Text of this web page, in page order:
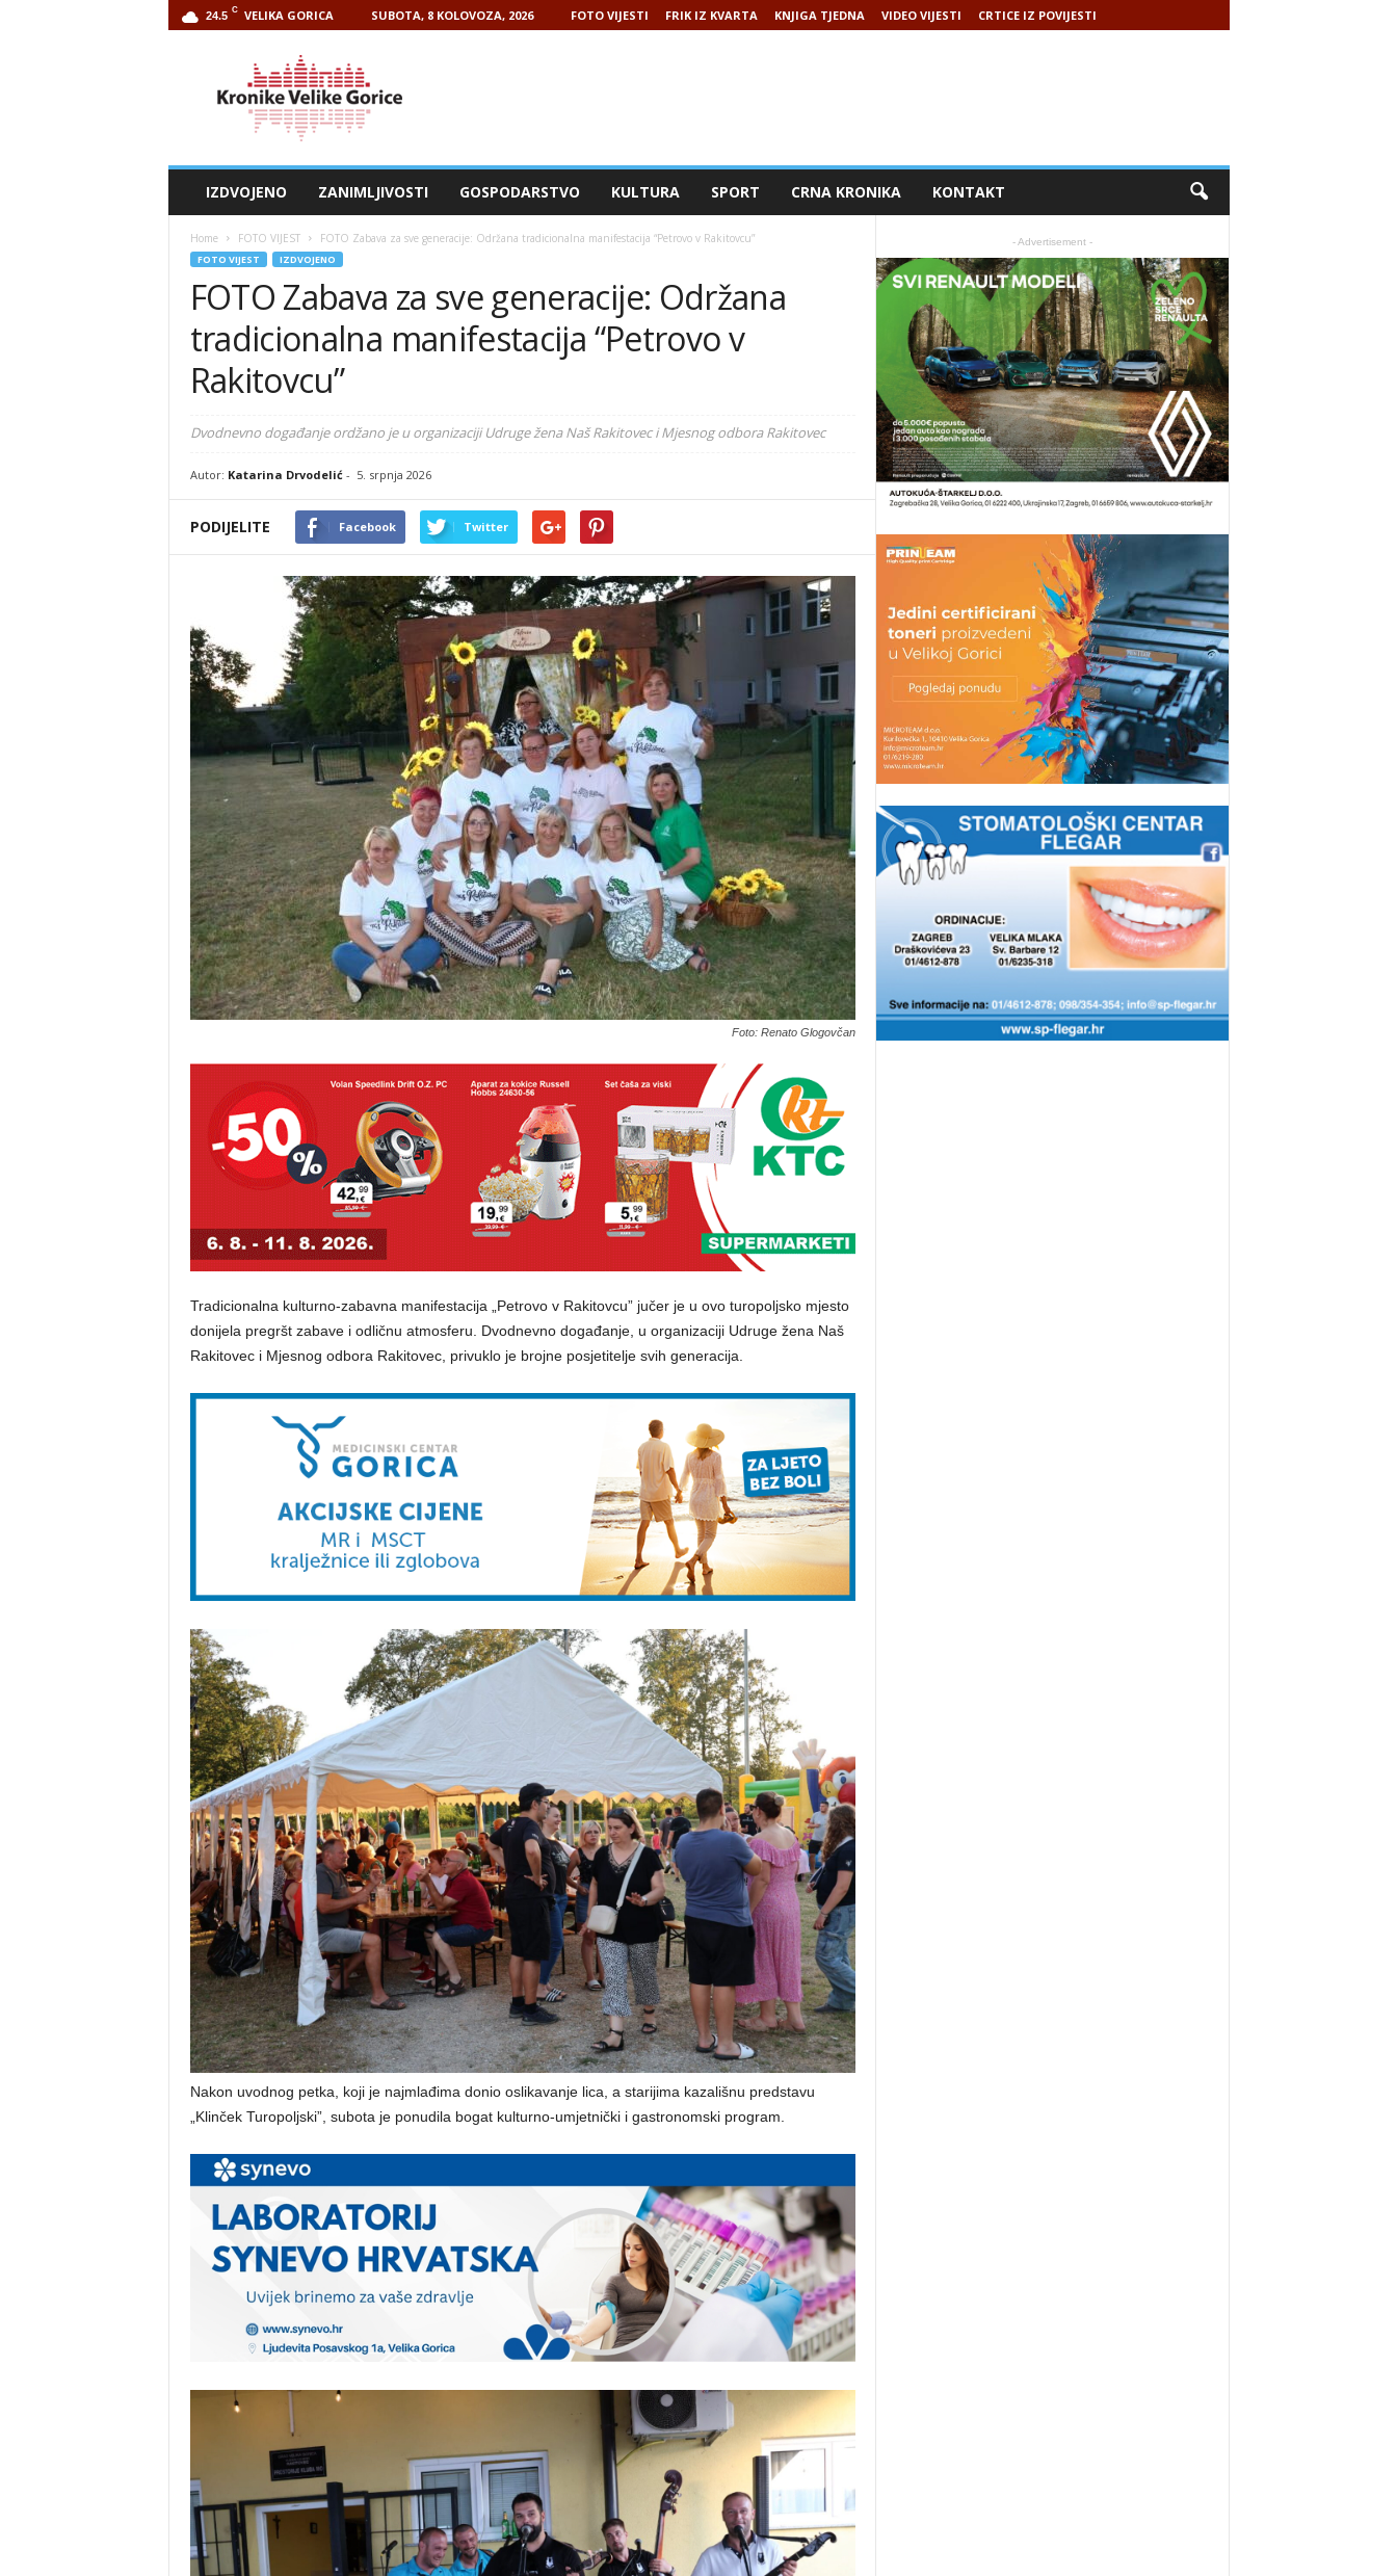
24.5 C VELIKA GORICA SUBOTA, 8 KOLOVOZA, 2026 FOTO VIJESTI FRIK IZ KVARTA KNJIGA TJEDNA VIDEO VIJESTI CRTICE IZ POVIJESTI
IZDVOJENO ZANIMLJIVOSTI GOSPODARSTVO KULTURA SPORT CRNA KRONIKA KONTAKT
Home FOTO VIJEST FOTO Zabava za sve generacije: Održana tradicionalna manifestacija “Petrovo v Rakitovcu”
FOTO VIJEST IZDVOJENO
FOTO Zabava za sve generacije: Održana
tradicionalna manifestacija “Petrovo v
Rakitovcu”
Dvodnevno događanje ordžano je u organizaciji Udruge žena Naš Rakitovec i Mjesnog odbora Rakitovec
Autor: Katarina Drvodelić- 5. srpnja 2026
PODIJELITE Facebook Twitter
Foto: Renato Glogovčan
Tradicionalna kulturno-zabavna manifestacija „Petrovo v Rakitovcu” jučer je u ovo turopoljsko mjesto
donijela pregršt zabave i odličnu atmosferu. Dvodnevno događanje, u organizaciji Udruge žena Naš
Rakitovec i Mjesnog odbora Rakitovec, privuklo je brojne posjetitelje svih generacija.
Nakon uvodnog petka, koji je najmlađima donio oslikavanje lica, a starijima kazališnu predstavu
„Klinček Turopoljski”, subota je ponudila bogat kulturno-umjetnički i gastronomski program.
- Advertisement -